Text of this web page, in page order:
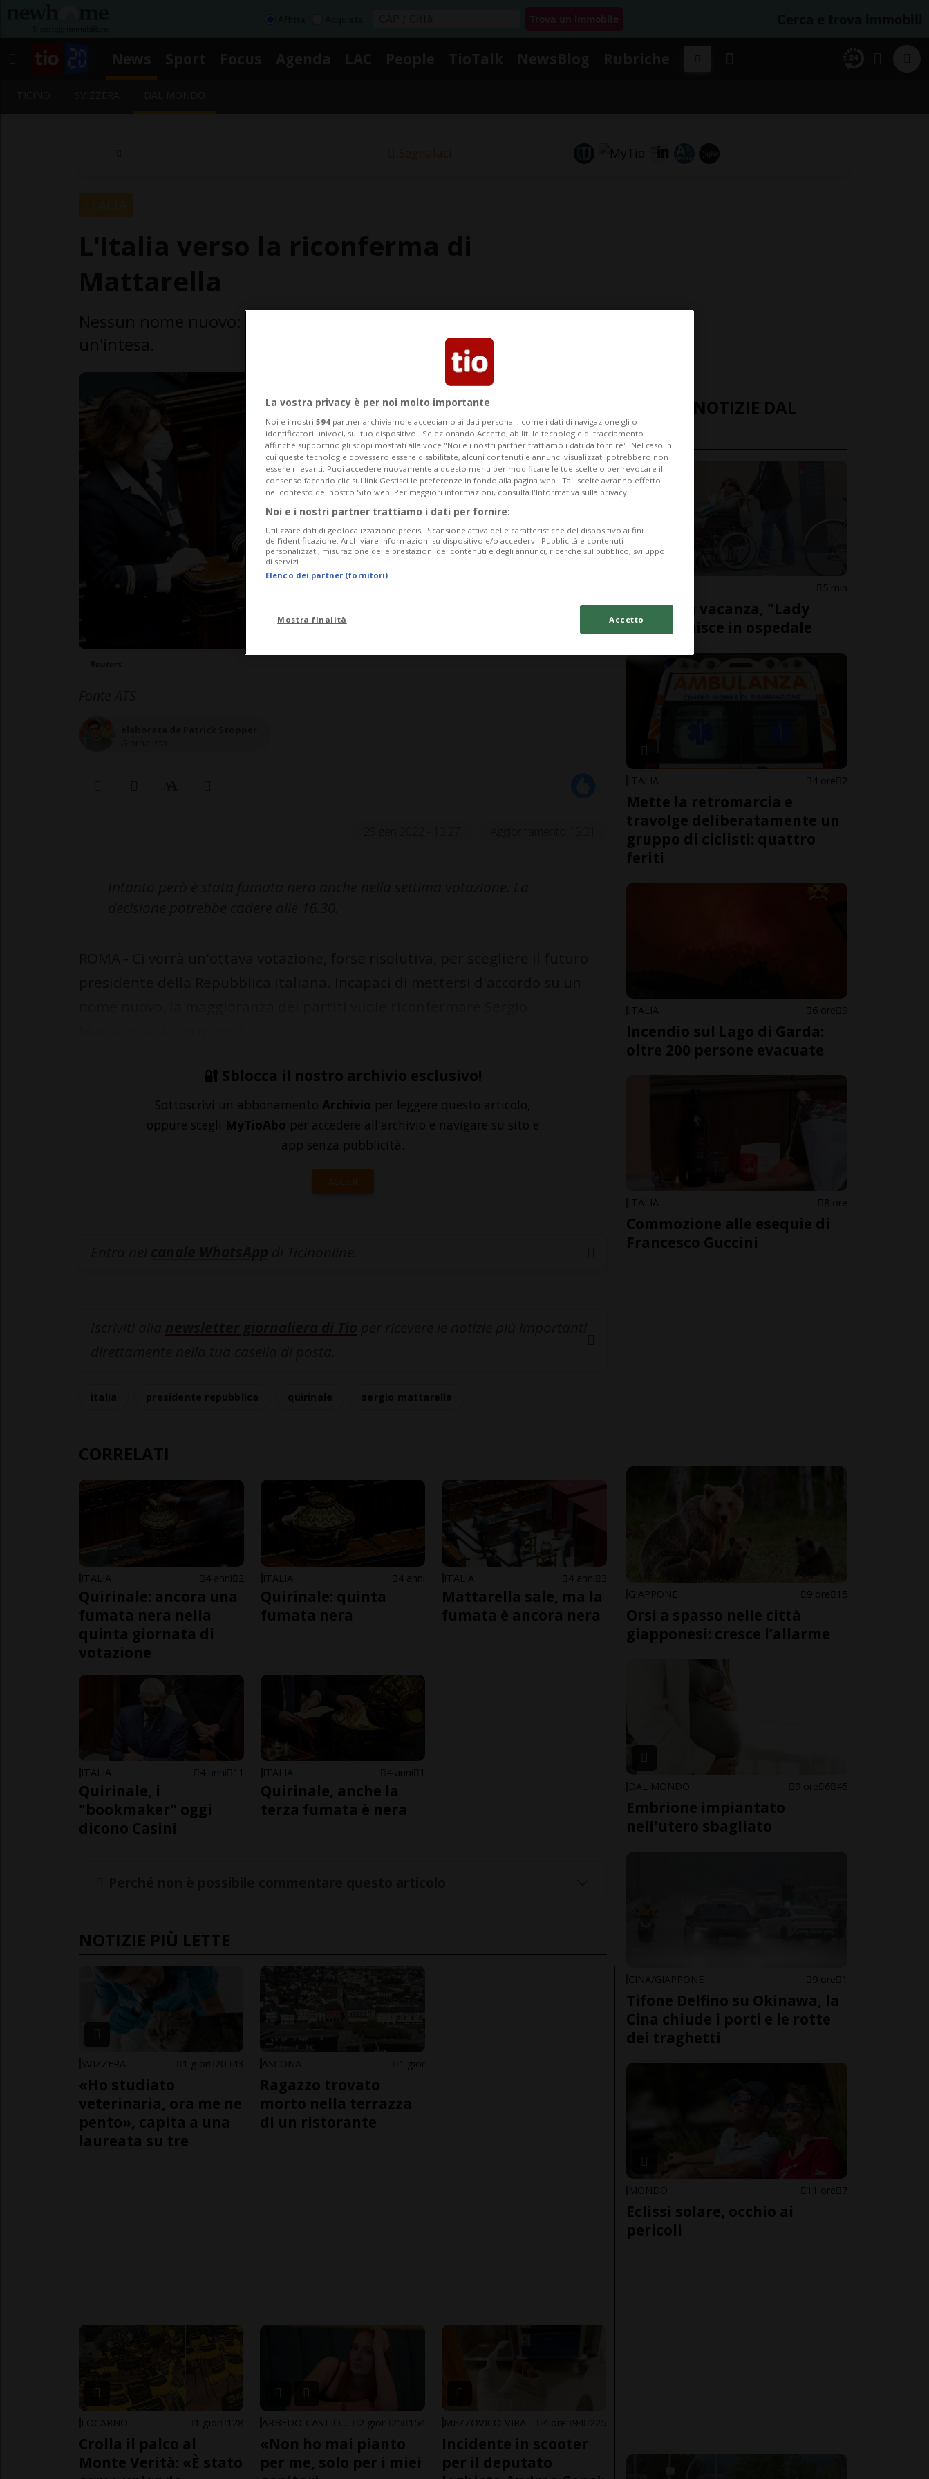
Segnalaci
🔐 Sblocca il nostro archivio esclusivo!
Sottoscrivi un abbonamento Archivio per leggere questo articolo,
oppure scegli MyTioAbo per accedere all'archivio e navigare su sito e
app senza pubblicità.
ACCEDI
CORRELATI
ITALIA 4 anni 2
Quirinale: ancora una
fumata nera nella
quinta giornata di
votazione
ITALIA 4 anni
Quirinale: quinta
fumata nera
ITALIA 4 anni 3
Mattarella sale, ma la
fumata è ancora nera
ITALIA 4 anni 11
Quirinale, i
"bookmaker" oggi
dicono Casini
ITALIA 4 anni 1
Quirinale, anche la
terza fumata è nera
NOTIZIE PIÙ LETTE
SVIZZERA 1 gior 20 43
«Ho studiato
veterinaria, ora me ne
pento», capita a una
laureata su tre
ASCONA 1 gior
Ragazzo trovato
morto nella terrazza
di un ristorante
LOCARNO 1 gior 128
Crolla il palco al
Monte Verità: «È stato
2 gior 25 154
«Non ho mai pianto
per me, solo per i miei
MEZZOVICO-VIRA 4 ore 94 225
Incidente in scooter
per il deputato
ULTIME NOTIZIE DAL
MONDO
5 min
Malore in vacanza, "Lady
Gucci" finisce in ospedale
ITALIA 4 ore 2
Mette la retromarcia e
travolge deliberatamente un
gruppo di ciclisti: quattro
feriti
ITALIA 6 ore 9
Incendio sul Lago di Garda:
oltre 200 persone evacuate
ITALIA 8 ore
Commozione alle esequie di
Francesco Guccini
GIAPPONE 9 ore 15
Orsi a spasso nelle città
giapponesi: cresce l’allarme
DAL MONDO 9 ore 6 45
Embrione impiantato
nell'utero sbagliato
CINA/GIAPPONE 9 ore 1
Tifone Delfino su Okinawa, la
Cina chiude i porti e le rotte
dei traghetti
MONDO 11 ore 7
Eclissi solare, occhio ai
pericoli
La vostra privacy è per noi molto importante
Noi e i nostri 594 partner archiviamo e accediamo ai dati personali, come i dati di navigazione gli o
identificatori univoci, sul tuo dispositivo . Selezionando Accetto, abiliti le tecnologie di tracciamento
affinché supportino gli scopi mostrati alla voce "Noi e i nostri partner trattiamo i dati da fornire". Nel caso in
cui queste tecnologie dovessero essere disabilitate, alcuni contenuti e annunci visualizzati potrebbero non
essere rilevanti. Puoi accedere nuovamente a questo menu per modificare le tue scelte o per revocare il
consenso facendo clic sul link Gestisci le preferenze in fondo alla pagina web.. Tali scelte avranno effetto
nel contesto del nostro Sito web. Per maggiori informazioni, consulta l'Informativa sulla privacy.
Noi e i nostri partner trattiamo i dati per fornire:
Utilizzare dati di geolocalizzazione precisi. Scansione attiva delle caratteristiche del dispositivo ai fini
dell’identificazione. Archiviare informazioni su dispositivo e/o accedervi. Pubblicità e contenuti
personalizzati, misurazione delle prestazioni dei contenuti e degli annunci, ricerche sul pubblico, sviluppo
di servizi.
Elenco dei partner (fornitori)
Mostra finalità Accetto